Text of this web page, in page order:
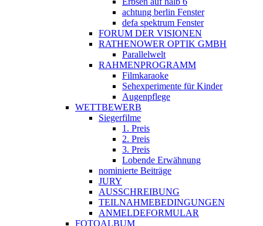
achtung berlin Fenster
defa spektrum Fenster
FORUM DER VISIONEN
RATHENOWER OPTIK GMBH
Parallelwelt
RAHMENPROGRAMM
Filmkaraoke
Sehexperimente für Kinder
Augenpflege
WETTBEWERB
Siegerfilme
1. Preis
2. Preis
3. Preis
Lobende Erwähnung
nominierte Beiträge
JURY
AUSSCHREIBUNG
TEILNAHMEBEDINGUNGEN
ANMELDEFORMULAR
FOTOALBUM